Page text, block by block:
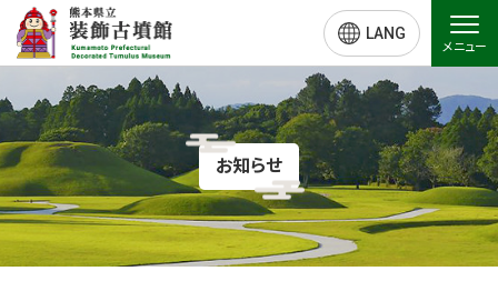
LANG
メニュー
お知らせ